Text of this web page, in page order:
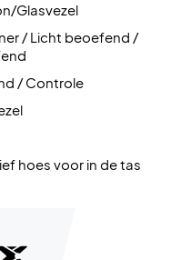
Glasvezel
/ Licht beoefend /
/ Controle
hoes voor in de tas